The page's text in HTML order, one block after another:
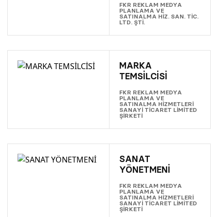
FKR REKLAM MEDYA
PLANLAMA VE
SATINALMA HİZ. SAN. TİC.
LTD. ŞTİ.
MARKA
TEMSİLCİSİ
FKR REKLAM MEDYA
PLANLAMA VE
SATINALMA HİZMETLERİ
SANAYİ TİCARET LİMİTED
ŞİRKETİ
SANAT
YÖNETMENİ
FKR REKLAM MEDYA
PLANLAMA VE
SATINALMA HİZMETLERİ
SANAYİ TİCARET LİMİTED
ŞİRKETİ